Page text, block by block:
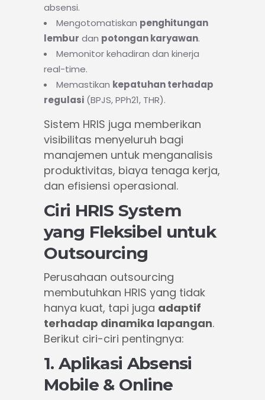
absensi.
Mengotomatiskan penghitungan
lembur dan potongan karyawan.
Memonitor kehadiran dan kinerja
real-time.
Memastikan kepatuhan terhadap
regulasi (BPJS, PPh21, THR).
Sistem HRIS juga memberikan
visibilitas menyeluruh bagi
manajemen untuk menganalisis
produktivitas, biaya tenaga kerja,
dan efisiensi operasional.
Ciri HRIS System
yang Fleksibel untuk
Outsourcing
Perusahaan outsourcing
membutuhkan HRIS yang tidak
hanya kuat, tapi juga adaptif
terhadap dinamika lapangan.
Berikut ciri-ciri pentingnya:
1. Aplikasi Absensi
Mobile & Online